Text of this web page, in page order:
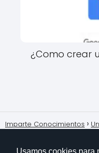
¿Como crear
Imparte Conocimientos